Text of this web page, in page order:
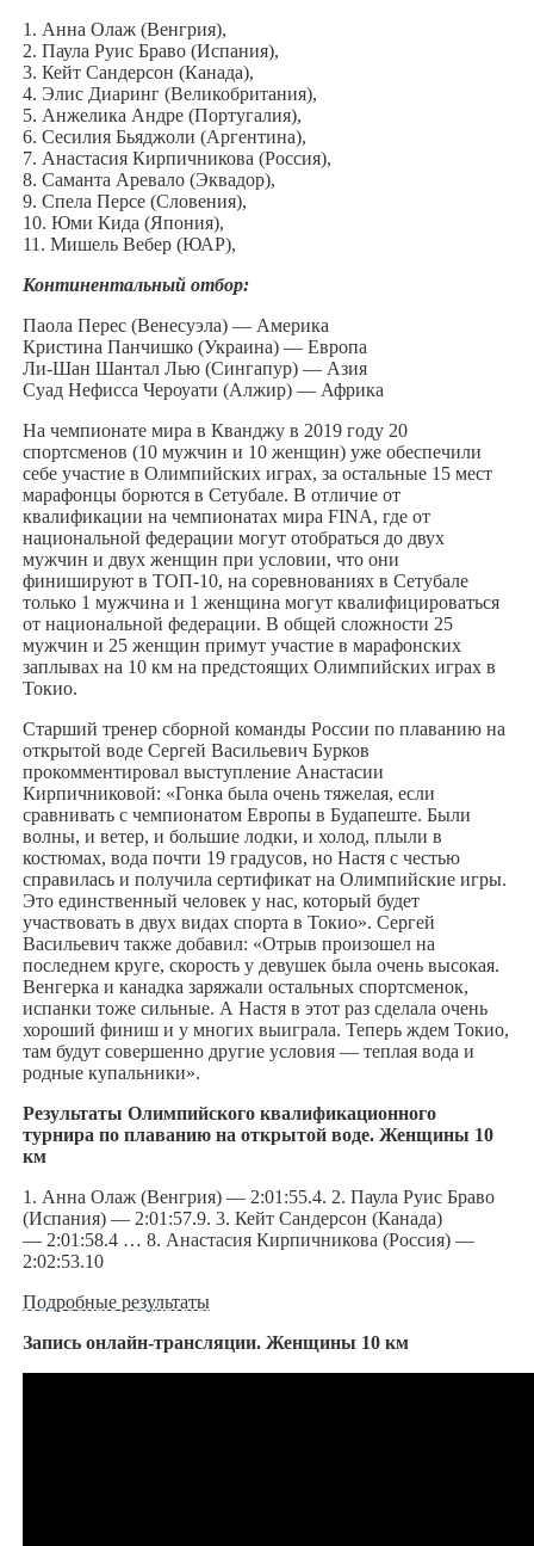
1. Анна Олаж (Венгрия),
2. Паула Руис Браво (Испания),
3. Кейт Сандерсон (Канада),
4. Элис Диаринг (Великобритания),
5. Анжелика Андре (Португалия),
6. Сесилия Бьяджоли (Аргентина),
7. Анастасия Кирпичникова (Россия),
8. Саманта Аревало (Эквадор),
9. Спела Персе (Словения),
10. Юми Кида (Япония),
11. Мишель Вебер (ЮАР),
Континентальный отбор:
Паола Перес (Венесуэла) — Америка
Кристина Панчишко (Украина) — Европа
Ли-Шан Шантал Лью (Сингапур) — Азия
Суад Нефисса Чероуати (Алжир) — Африка
На чемпионате мира в Кванджу в 2019 году 20
спортсменов (10 мужчин и 10 женщин) уже обеспечили
себе участие в Олимпийских играх, за остальные 15 мест
марафонцы борются в Сетубале. В отличие от
квалификации на чемпионатах мира FINA, где от
национальной федерации могут отобраться до двух
мужчин и двух женщин при условии, что они
финишируют в ТОП-10, на соревнованиях в Сетубале
только 1 мужчина и 1 женщина могут квалифицироваться
от национальной федерации. В общей сложности 25
мужчин и 25 женщин примут участие в марафонских
заплывах на 10 км на предстоящих Олимпийских играх в
Токио.
Старший тренер сборной команды России по плаванию на
открытой воде Сергей Васильевич Бурков
прокомментировал выступление Анастасии
Кирпичниковой: «Гонка была очень тяжелая, если
сравнивать с чемпионатом Европы в Будапеште. Были
волны, и ветер, и большие лодки, и холод, плыли в
костюмах, вода почти 19 градусов, но Настя с честью
справилась и получила сертификат на Олимпийские игры.
Это единственный человек у нас, который будет
участвовать в двух видах спорта в Токио». Сергей
Васильевич также добавил: «Отрыв произошел на
последнем круге, скорость у девушек была очень высокая.
Венгерка и канадка заряжали остальных спортсменок,
испанки тоже сильные. А Настя в этот раз сделала очень
хороший финиш и у многих выиграла. Теперь ждем Токио,
там будут совершенно другие условия — теплая вода и
родные купальники».
Результаты Олимпийского квалификационного
турнира по плаванию на открытой воде. Женщины 10
км
1. Анна Олаж (Венгрия) — 2:01:55.4. 2. Паула Руис Браво
(Испания) — 2:01:57.9. 3. Кейт Сандерсон (Канада)
— 2:01:58.4 … 8. Анастасия Кирпичникова (Россия) —
2:02:53.10
Подробные результаты
Запись онлайн-трансляции. Женщины 10 км